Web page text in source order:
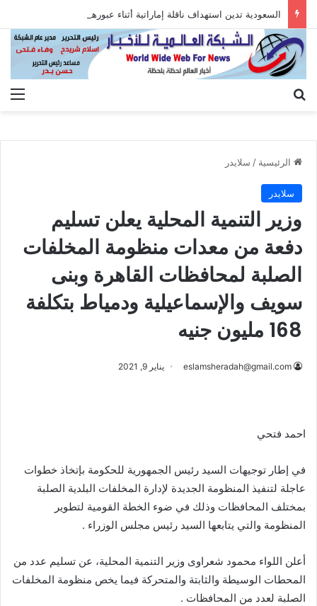
السعودية تدين استهداف ناقلة إماراتية أثناء عبورها هرمز
الرئيسية / سلايدر
سلايدر
وزير التنمية المحلية يعلن تسليم
دفعة من معدات منظومة المخلفات
الصلبة لمحافظات القاهرة وبنى
سويف والإسماعيلية ودمياط بتكلفة
168 مليون جنيه
eslamsheradah@gmail.com يناير 9, 2021
احمد فتحي
في إطار توجيهات السيد رئيس الجمهورية للحكومة بإتخاذ خطوات
عاجلة لتنفيذ المنظومة الجديدة لإدارة المخلفات البلدية الصلبة
بمختلف المحافظات وذلك في ضوء الخطة القومية لتطوير
المنظومة والتي يتابعها السيد رئيس مجلس الوزراء .
أعلن اللواء محمود شعراوى وزير التنمية المحلية، عن تسليم عدد من
المحطات الوسيطة والثابتة والمتحركة فيما يخص منظومة المخلفات
الصلبة لعدد من المحافظات .